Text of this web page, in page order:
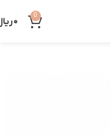
0
0